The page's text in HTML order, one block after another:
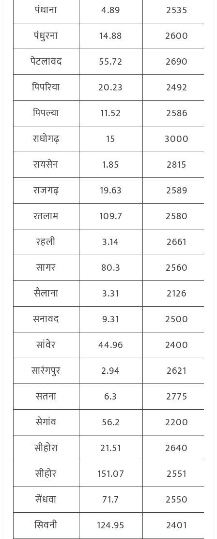
पंधाना
4.89
2535
पंधुरना
14.88
2600
पेटलावद
55.72
2690
पिपरिया
20.23
2492
पिपल्या
11.52
2586
राघोगढ़
15
3000
रायसेन
1.85
2815
राजगढ़
19.63
2589
रतलाम
109.7
2580
रहली
3.14
2661
सागर
80.3
2560
सैलाना
3.31
2126
सनावद
9.31
2500
सांवेर
44.96
2400
सारंगपुर
2.94
2621
सतना
6.3
2775
सेगांव
56.2
2200
सीहोरा
21.51
2640
सीहोर
151.07
2551
सेंधवा
71.7
2550
सिवनी
124.95
2401